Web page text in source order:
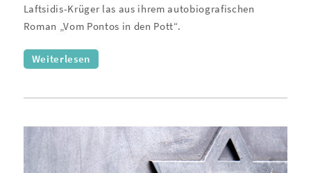
Laftsidis-Krüger las aus ihrem autobiografischen
Roman „Vom Pontos in den Pott“.
Weiterlesen